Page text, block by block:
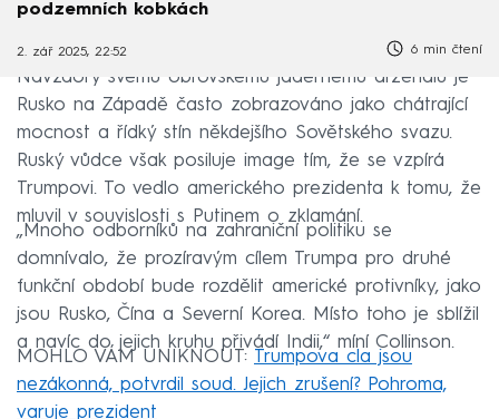
podzemních kobkách
2. zář 2025, 22:52 6 min čtení
Navzdory svému obrovskému jadernému arzenálu je
Rusko na Západě často zobrazováno jako chátrající
mocnost a řídký stín někdejšího Sovětského svazu.
Ruský vůdce však posiluje image tím, že se vzpírá
Trumpovi. To vedlo amerického prezidenta k tomu, že
mluvil v souvislosti s Putinem o zklamání.
„Mnoho odborníků na zahraniční politiku se
domnívalo, že prozíravým cílem Trumpa pro druhé
funkční období bude rozdělit americké protivníky, jako
jsou Rusko, Čína a Severní Korea. Místo toho je sblížil
a navíc do jejich kruhu přivádí Indii,“ míní Collinson.
MOHLO VÁM UNIKNOUT: Trumpova cla jsou
nezákonná, potvrdil soud. Jejich zrušení? Pohroma,
varuje prezident